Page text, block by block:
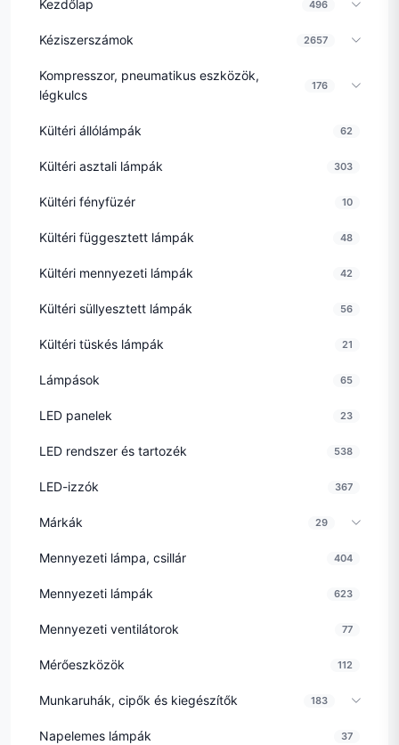
Kezdőlap 496
Kéziszerszámok 2657
Kompresszor, pneumatikus eszközök,
légkulcs
176
Kültéri állólámpák 62
Kültéri asztali lámpák 303
Kültéri fényfüzér 10
Kültéri függesztett lámpák 48
Kültéri mennyezeti lámpák 42
Kültéri süllyesztett lámpák 56
Kültéri tüskés lámpák 21
Lámpások 65
LED panelek 23
LED rendszer és tartozék 538
LED-izzók 367
Márkák 29
Mennyezeti lámpa, csillár 404
Mennyezeti lámpák 623
Mennyezeti ventilátorok 77
Mérőeszközök 112
Munkaruhák, cipők és kiegészítők 183
Napelemes lámpák 37